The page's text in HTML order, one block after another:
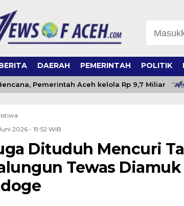
DAERAH PEMERINTAH POLITIK
Pemerintah Aceh kelola Rp 9,7 Miliar
2026 - 19:52 WIB
Dituduh Mencuri
Tewas